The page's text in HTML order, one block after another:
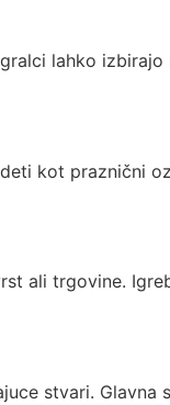
lahko
kot praznični
ali trgovine.
stvari. Glavna